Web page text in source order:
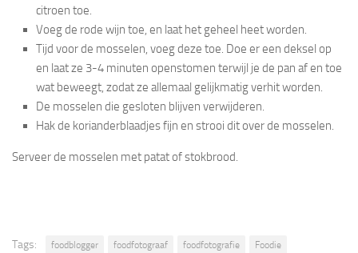
citroen toe.
Voeg de rode wijn toe, en laat het geheel heet worden.
Tijd voor de mosselen, voeg deze toe. Doe er een deksel op
en laat ze 3-4 minuten openstomen terwijl je de pan af en toe
wat beweegt, zodat ze allemaal gelijkmatig verhit worden.
De mosselen die gesloten blijven verwijderen.
Hak de korianderblaadjes fijn en strooi dit over de mosselen.
Serveer de mosselen met patat of stokbrood.
Tags: foodblogger foodfotograaf foodfotografie
Foodie